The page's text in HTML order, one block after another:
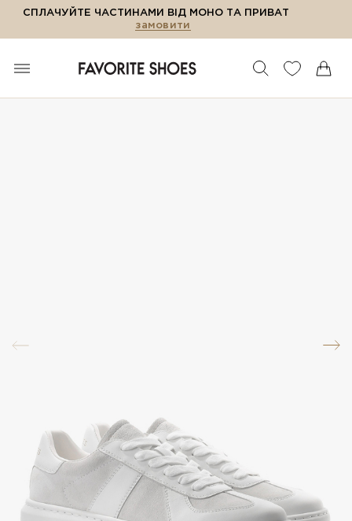
СПЛАЧУЙТЕ ЧАСТИНАМИ ВІД МОНО ТА ПРИВАТ
замовити